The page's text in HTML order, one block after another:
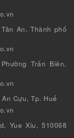
An, Thành phố
Trấn Biên,
Cựu, Tp. Huế
Yue Xiu, 510068